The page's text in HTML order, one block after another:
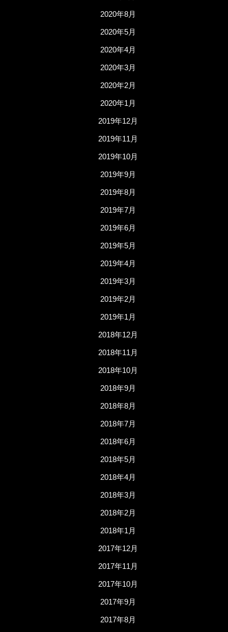
2020年8月
2020年5月
2020年4月
2020年3月
2020年2月
2020年1月
2019年12月
2019年11月
2019年10月
2019年9月
2019年8月
2019年7月
2019年6月
2019年5月
2019年4月
2019年3月
2019年2月
2019年1月
2018年12月
2018年11月
2018年10月
2018年9月
2018年8月
2018年7月
2018年6月
2018年5月
2018年4月
2018年3月
2018年2月
2018年1月
2017年12月
2017年11月
2017年10月
2017年9月
2017年8月